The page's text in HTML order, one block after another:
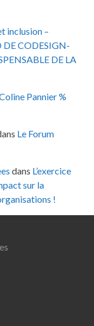
inclusion –
DE CODESIGN-
DE LA
Pannier %
Le Forum
dans L’exercice
sur la
!